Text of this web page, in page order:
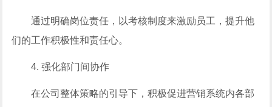
通过明确岗位责任，以考核制度来激励员工，提升他
们的工作积极性和责任心。
4. 强化部门间协作
在公司整体策略的引导下，积极促进营销系统内各部